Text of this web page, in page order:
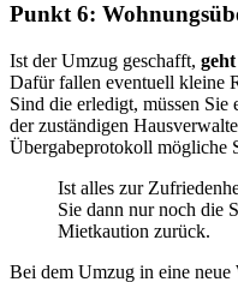
Punkt 6:
Ist der Umzug geschafft,
Dafür fallen eventuell kleine
Sind die erledigt, müssen
der zuständigen
Übergabeprotokoll mögliche
Ist alles zur
Sie dann nur noch die
Mietkaution zurück.
Bei dem Umzug in eine neue